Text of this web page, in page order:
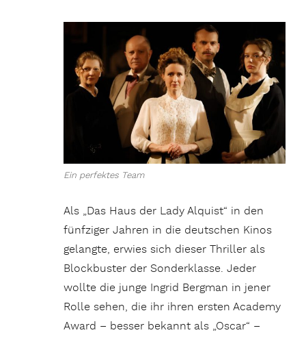
Ein perfektes Team
Als „Das Haus der Lady Alquist“ in den
fünfziger Jahren in die deutschen Kinos
gelangte, erwies sich dieser Thriller als
Blockbuster der Sonderklasse. Jeder
wollte die junge Ingrid Bergman in jener
Rolle sehen, die ihr ihren ersten Academy
Award – besser bekannt als „Oscar“ –